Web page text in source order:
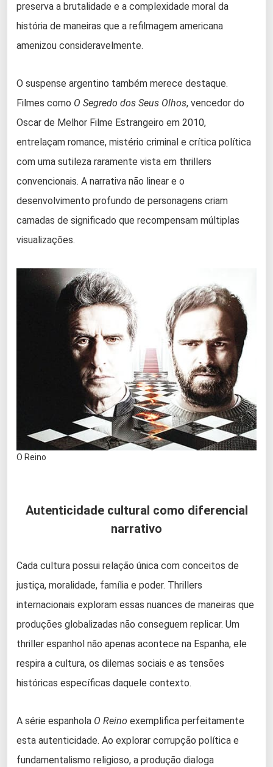
preserva a brutalidade e a complexidade moral da
história de maneiras que a refilmagem americana
amenizou consideravelmente.
O suspense argentino também merece destaque.
Filmes como O Segredo dos Seus Olhos, vencedor do
Oscar de Melhor Filme Estrangeiro em 2010,
entrelaçam romance, mistério criminal e crítica política
com uma sutileza raramente vista em thrillers
convencionais. A narrativa não linear e o
desenvolvimento profundo de personagens criam
camadas de significado que recompensam múltiplas
visualizações.
O Reino
Autenticidade cultural como diferencial
narrativo
Cada cultura possui relação única com conceitos de
justiça, moralidade, família e poder. Thrillers
internacionais exploram essas nuances de maneiras que
produções globalizadas não conseguem replicar. Um
thriller espanhol não apenas acontece na Espanha, ele
respira a cultura, os dilemas sociais e as tensões
históricas específicas daquele contexto.
A série espanhola O Reino exemplifica perfeitamente
esta autenticidade. Ao explorar corrupção política e
fundamentalismo religioso, a produção dialoga